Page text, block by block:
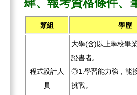
肆、報考資格條件、
類組 學歷
程式設計人
員
大學(含)以上學校畢
證書者。
◎1.學習能力強，能
挑戰。